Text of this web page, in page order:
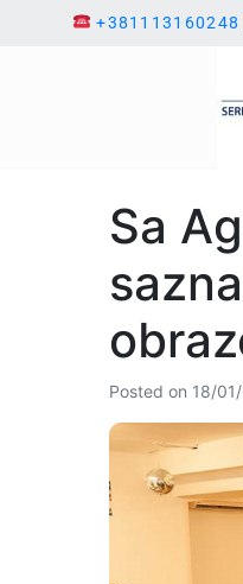
+381113160248
Sa
Posted on 18/